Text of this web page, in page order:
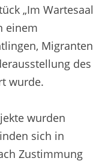
„Im Wartesaal
einem
Migranten
des
wurde.
wurden
sich in
Zustimmung